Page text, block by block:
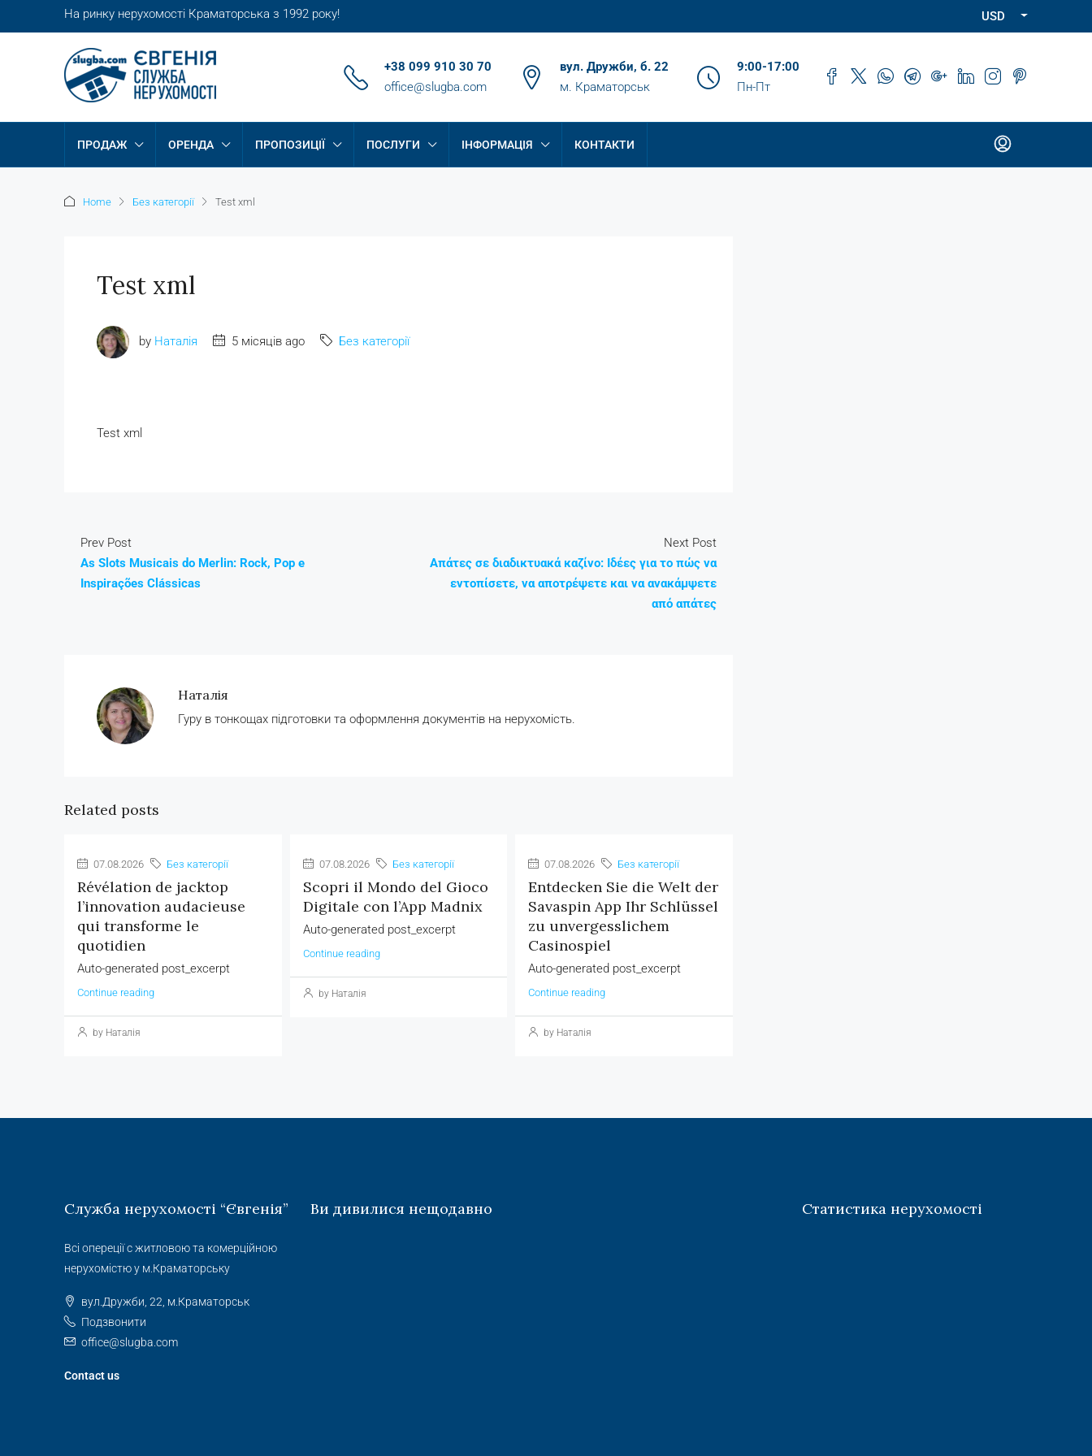
На ринку нерухомості Краматорська з 1992 року! USD
+38 099 910 30 70
office@slugba.com
вул. Дружби, б. 22
м. Краматорськ
9:00-17:00
Пн-Пт
ПРОДАЖ ОРЕНДА ПРОПОЗИЦІЇ ПОСЛУГИ ІНФОРМАЦІЯ КОНТАКТИ
Home Без категорії Test xml
Test xml
by Наталія 5 місяців ago Без категорії
Test xml
Prev Post
As Slots Musicais do Merlin: Rock, Pop e
Inspirações Clássicas
Next Post
Απάτες σε διαδικτυακά καζίνο: Ιδέες για το πώς να
εντοπίσετε, να αποτρέψετε και να ανακάμψετε
από απάτες
Наталія
Гуру в тонкощах підготовки та оформлення документів на нерухомість.
Related posts
07.08.2026 Без категорії
Révélation de jacktop
l’innovation audacieuse
qui transforme le
quotidien
Auto-generated post_excerpt
Continue reading
by Наталія
07.08.2026 Без категорії
Scopri il Mondo del Gioco
Digitale con l’App Madnix
Auto-generated post_excerpt
Continue reading
by Наталія
07.08.2026 Без категорії
Entdecken Sie die Welt der
Savaspin App Ihr Schlüssel
zu unvergesslichem
Casinospiel
Auto-generated post_excerpt
Continue reading
by Наталія
Служба нерухомості “Євгенія”
Всі опереції с житловою та комерційною
нерухомістю у м.Краматорську
вул.Дружби, 22, м.Краматорськ
Подзвонити
office@slugba.com
Contact us
Ви дивилися нещодавно Статистика нерухомості